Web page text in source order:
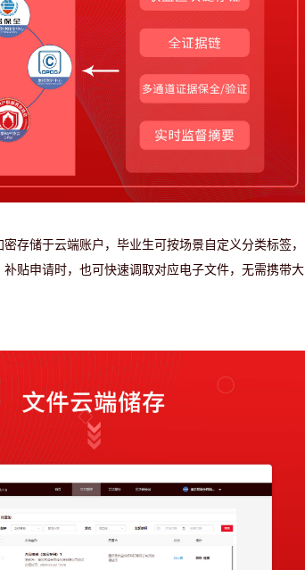
存储于云端账户，毕业生可按场景自定义分类标签，
贴申请时，也可快速调取对应电子文件，无需携带大